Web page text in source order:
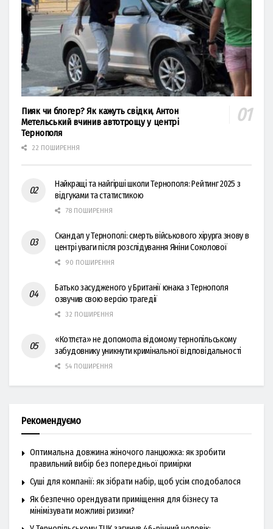
Пияк чи блогер? Як кажуть свідки, Антон
Метельський вчинив автотрощу у центрі
Тернополя
22 ПОШИРЕННЯ
Найкращі та найгірші школи Тернополя: Рейтинг 2025 з
відгуками та статистикою
78 ПОШИРЕННЯ
Скандал у Тернополі: смерть військового хірурга знову в
центрі уваги після розслідування Яніни Соколової
90 ПОШИРЕННЯ
Батько засудженого у Британії юнака з Тернополя
озвучив свою версію трагедії
32 ПОШИРЕННЯ
«Котлєта» не допомогла відомому тернопільському
забудовнику уникнути кримінальної відповідальності
54 ПОШИРЕННЯ
Рекомендуємо
Оптимальна довжина жіночого ланцюжка: як зробити
правильний вибір без попередньої примірки
Суші для компанії: як зібрати набір, щоб усім сподобалося
Як безпечно орендувати приміщення для бізнесу та
мінімізувати можливі ризики?